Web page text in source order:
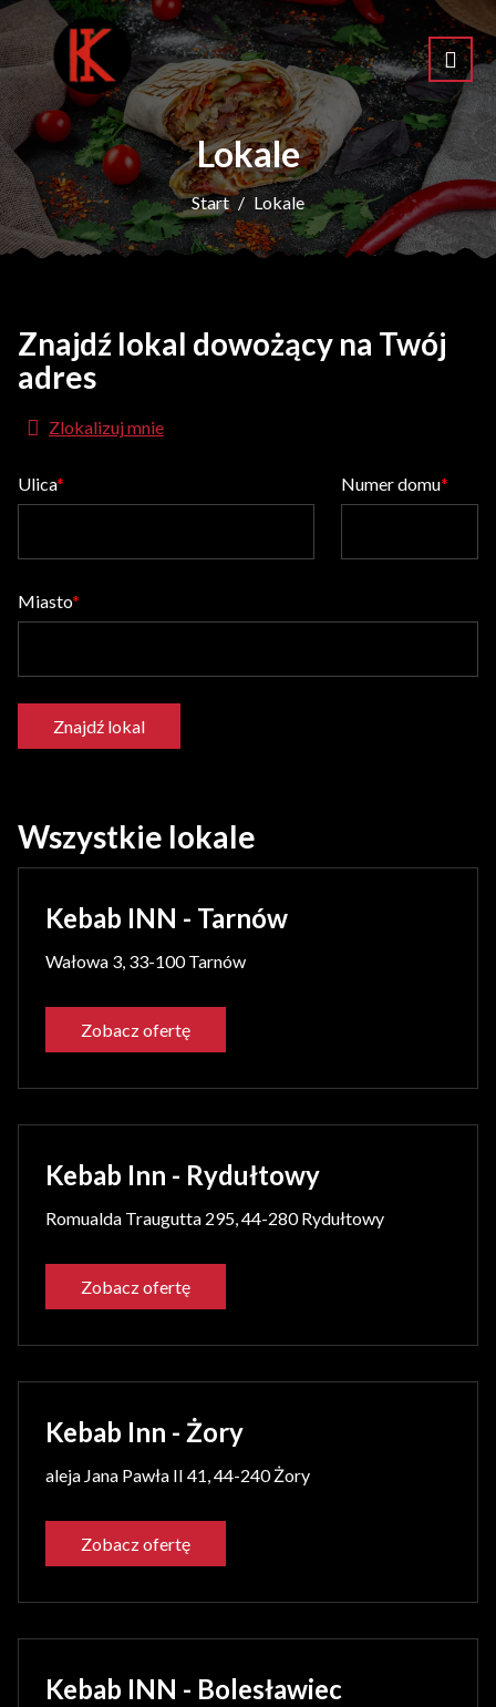
Lokale
Start Lokale
Znajdź lokal dowożący na Twój
adres
Zlokalizuj mnie
Ulica Numer domu
Miasto
Znajdź lokal
Wszystkie lokale
Kebab INN - Tarnów
Wałowa 3, 33-100 Tarnów
Zobacz ofertę
Kebab Inn - Rydułtowy
Romualda Traugutta 295, 44-280 Rydułtowy
Zobacz ofertę
Kebab Inn - Żory
aleja Jana Pawła II 41, 44-240 Żory
Zobacz ofertę
Kebab INN - Bolesławiec